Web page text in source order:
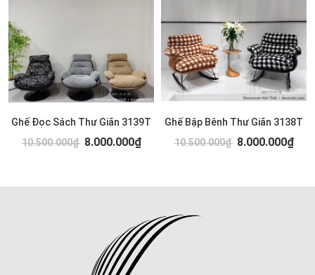
Ghế Đọc Sách Thư Giãn 3139T
10.500.000₫ 8.000.000₫
Ghế Bập Bênh Thư Giãn 3138T
10.500.000₫ 8.000.000₫